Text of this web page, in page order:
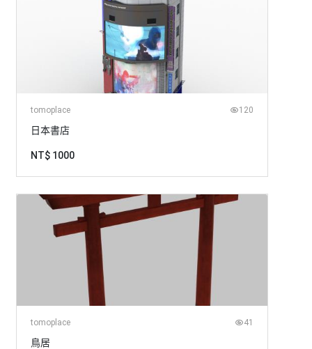
tomoplace 120
日本書店
NT$ 1000
tomoplace 41
鳥居